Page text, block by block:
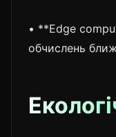
• **Edge
обчислень